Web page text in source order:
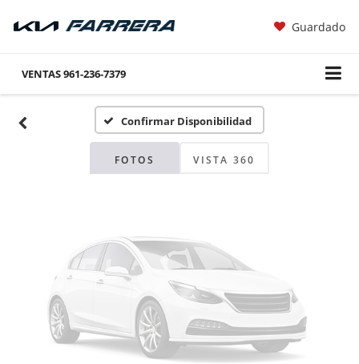
Guardado
VENTAS961-236-7379
Confirmar Disponibilidad
FOTOS VISTA 360
Fotos No
Disponibles
Por favor, revise luego